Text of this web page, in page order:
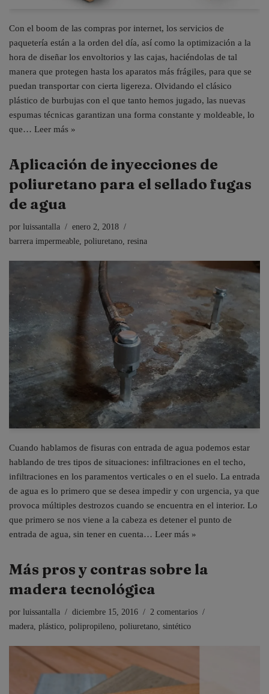
Con el boom de las compras por internet, los servicios de
paquetería están a la orden del día, así como la optimización a la
hora de diseñar los envoltorios y las cajas, haciéndolas de tal
manera que protegen hasta los aparatos más frágiles, para que se
puedan transportar con cierta ligereza. Olvidando el clásico
plástico de burbujas con el que tanto hemos jugado, las nuevas
espumas técnicas garantizan una forma constante y moldeable, lo
que… Leer más »
Aplicación de inyecciones de
poliuretano para el sellado fugas
de agua
por luissantalla
enero 2, 2018
barrera impermeable, poliuretano, resina
Cuando hablamos de fisuras con entrada de agua podemos estar
hablando de tres tipos de situaciones: infiltraciones en el techo,
infiltraciones en los paramentos verticales o en el suelo. La entrada
de agua es lo primero que se desea impedir y con urgencia, ya que
provoca múltiples destrozos cuando se encuentra en el interior. Lo
que primero se nos viene a la cabeza es detener el punto de
entrada de agua, sin tener en cuenta… Leer más »
Más pros y contras sobre la
madera tecnológica
por luissantalla diciembre 15, 2016
2 comentarios
madera, plástico, polipropileno, poliuretano, sintético